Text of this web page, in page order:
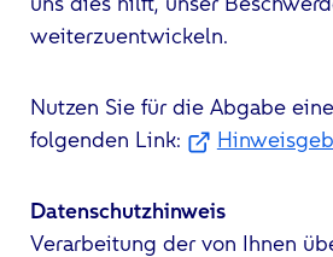
weiterzuentwickeln.
Nutzen Sie für die Abgabe
folgenden Link:
Datenschutzhinweis
Verarbeitung der von Ihnen